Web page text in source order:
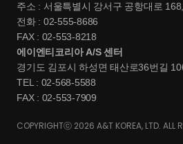
주소 : 서울특별시 강서구 공항대로
전화 : 02-555-8686
FAX : 02-553-8218
에이엔티코리아 A/S 센터
경기도 김포시 하성면 태산로36번길
TEL : 02-568-5588
FAX : 02-553-7909
COPYRIGHTⓒ 2026 A&T KOREA, LTD. ALL